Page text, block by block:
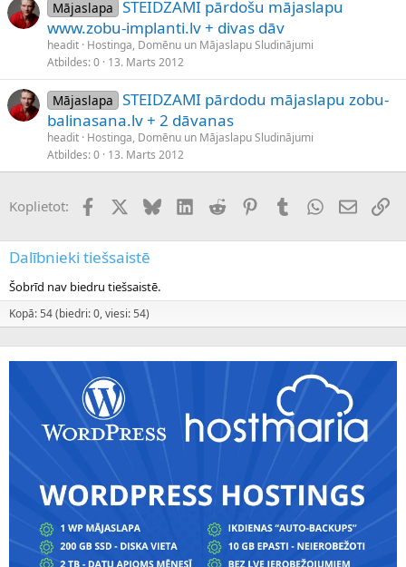
Mājaslapa STEIDZAMI pārdošu mājaslapu
www.zobu-implanti.lv + divas dāv
headit Hostinga, Domēnu un Mājaslapu Sludinājumi
Atbildes 0 13. Marts 2012
Mājaslapa STEIDZAMI pārdodu mājaslapu zobu-
balinasana.lv + 2 dāvanas
headit Hostinga, Domēnu un Mājaslapu Sludinājumi
Atbildes 0 13. Marts 2012
Koplietot: FacebookX (Twitter)
BlueskyLinkedInReddit PinterestTumblrWhatsApp
E-pasts
Dalībnieki tiešsaistē
Šobrīd nav biedru tiešsaistē.
Kopā: 54 (biedri: 0, viesi: 54)